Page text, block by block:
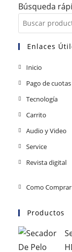
Búsqueda
Enlaces
Inicio
Pago de
Tecnología
Carrito
Audio y Video
Service
Revista digital
Como Comprar
Productos